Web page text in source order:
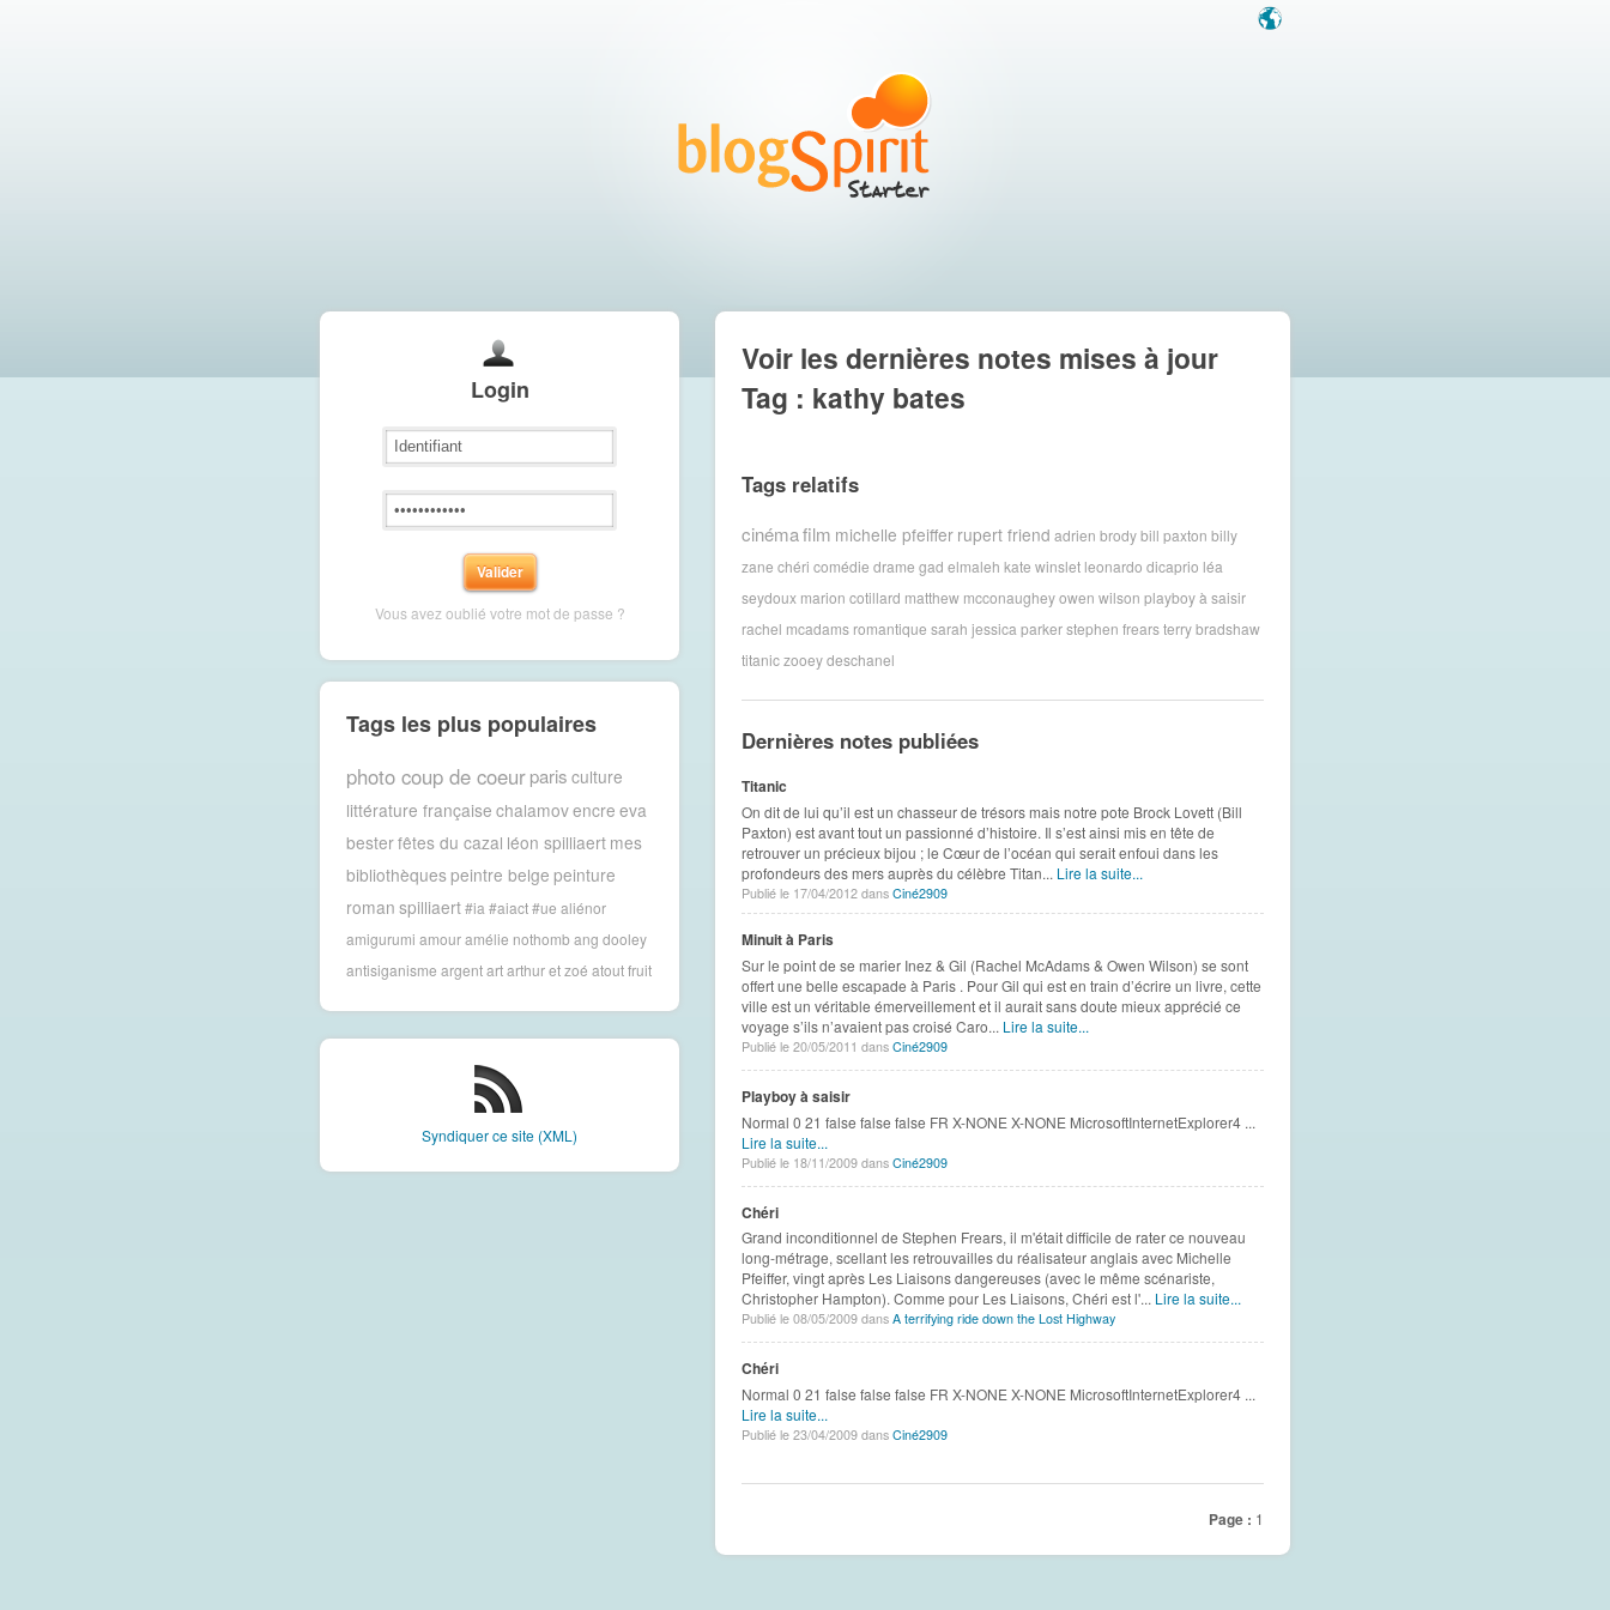
Login
Vous avez oublié votre mot de passe ?
Tags les plus populaires
photo coup de coeur paris culture
littérature française chalamovencre eva
besterfêtes du cazal léon spilliaert mes
bibliothèquespeintre belge peinture
roman spilliaert #ia #aiact #ue aliénor
amigurumi amour amélie nothomb ang dooley
antisiganisme argent art arthur et zoé atout fruit
Syndiquer ce site (XML)
Voir les dernières notes mises à jour
Tag : kathy bates
Tags relatifs
cinémafilm michelle pfeiffer rupert friend adrien brody bill paxton billy
zane chéri comédie drame gad elmaleh kate winslet leonardo dicaprio léa
seydoux marion cotillard matthew mcconaughey owen wilson playboy à saisir
rachel mcadams romantique sarah jessica parker stephen frears terry bradshaw
titanic zooey deschanel
Dernières notes publiées
Titanic
On dit de lui qu’il est un chasseur de trésors mais notre pote Brock Lovett (Bill
Paxton) est avant tout un passionné d’histoire. Il s’est ainsi mis en tête de
retrouver un précieux bijou ; le Cœur de l’océan qui serait enfoui dans les
profondeurs des mers auprès du célèbre Titan... Lire la suite...
Publié le 17/04/2012 dans Ciné2909
Minuit à Paris
Sur le point de se marier Inez & Gil (Rachel McAdams & Owen Wilson) se sont
offert une belle escapade à Paris . Pour Gil qui est en train d’écrire un livre, cette
ville est un véritable émerveillement et il aurait sans doute mieux apprécié ce
voyage s’ils n’avaient pas croisé Caro... Lire la suite...
Publié le 20/05/2011 dans Ciné2909
Playboy à saisir
Normal 0 21 false false false FR X-NONE X-NONE MicrosoftInternetExplorer4 ...
Lire la suite...
Publié le 18/11/2009 dans Ciné2909
Chéri
Grand inconditionnel de Stephen Frears, il m'était difficile de rater ce nouveau
long-métrage, scellant les retrouvailles du réalisateur anglais avec Michelle
Pfeiffer, vingt après Les Liaisons dangereuses (avec le même scénariste,
Christopher Hampton). Comme pour Les Liaisons, Chéri est l'... Lire la suite...
Publié le 08/05/2009 dans A terrifying ride down the Lost Highway
Chéri
Normal 0 21 false false false FR X-NONE X-NONE MicrosoftInternetExplorer4 ...
Lire la suite...
Publié le 23/04/2009 dans Ciné2909
Page : 1